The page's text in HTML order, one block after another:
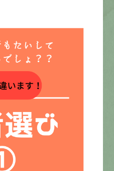
診断 いたします!!
2605